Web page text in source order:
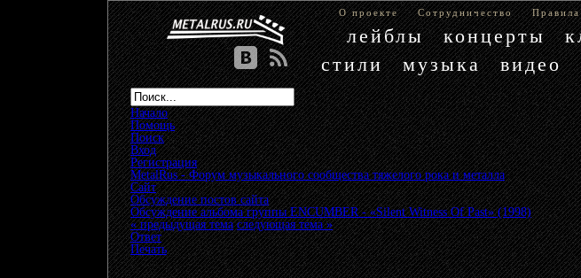
О проекте Сотрудничество
лейблы концерты
стили
музыка видео
Начало
Помощь
Поиск
Вход
Регистрация
MetalRus - Форум музыкального сообщества тяжелого рока и металла»
Сайт»
Обсуждение постов сайта»
Обсуждение альбома группы ENCUMBER - «Silent Witness Of Past» (1998)
« предыдущая тема следующая тема »
Ответ
Печать